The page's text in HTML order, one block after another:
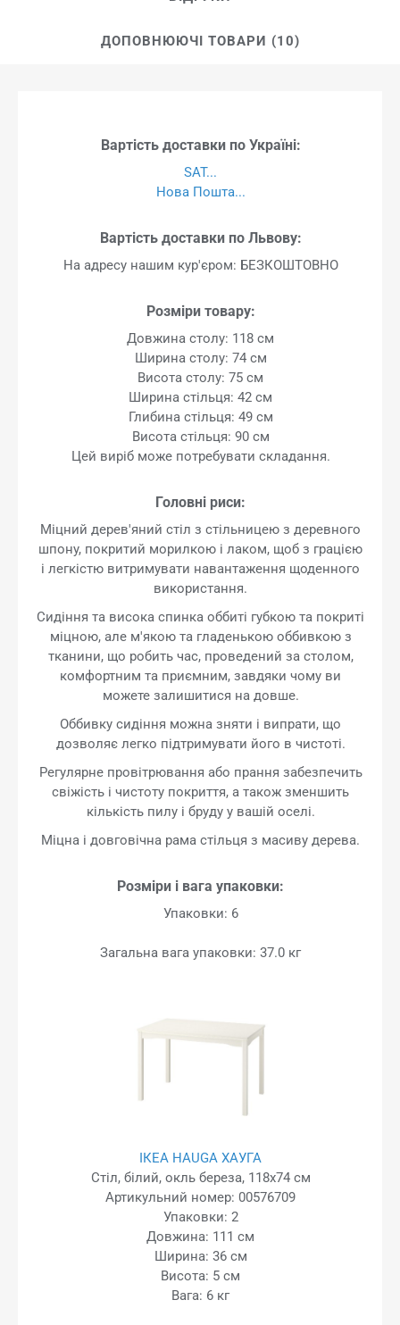
ДОПОВНЮЮЧІ ТОВАРИ (10)
Вартість доставки по Україні:
SAT...
Нова Пошта...
Вартість доставки по Львову:
На адресу нашим кур'єром: БЕЗКОШТОВНО
Розміри товару:
Довжина столу: 118 см
Ширина столу: 74 см
Висота столу: 75 см
Ширина стільця: 42 см
Глибина стільця: 49 см
Висота стільця: 90 см
Цей виріб може потребувати складання.
Головні риси:
Міцний дерев'яний стіл з стільницею з деревного
шпону, покритий морилкою і лаком, щоб з грацією
і легкістю витримувати навантаження щоденного
використання.
Сидіння та висока спинка оббиті губкою та покриті
міцною, але м'якою та гладенькою оббивкою з
тканини, що робить час, проведений за столом,
комфортним та приємним, завдяки чому ви
можете залишитися на довше.
Оббивку сидіння можна зняти і випрати, що
дозволяє легко підтримувати його в чистоті.
Регулярне провітрювання або прання забезпечить
свіжість і чистоту покриття, а також зменшить
кількість пилу і бруду у вашій оселі.
Міцна і довговічна рама стільця з масиву дерева.
Розміри і вага упаковки:
Упаковки: 6
Загальна вага упаковки: 37.0 кг
ІКЕА HAUGA ХАУГА
Стіл, білий, окль береза, 118x74 см
Артикульний номер: 00576709
Упаковки: 2
Довжина: 111 см
Ширина: 36 см
Висота: 5 см
Вага: 6 кг